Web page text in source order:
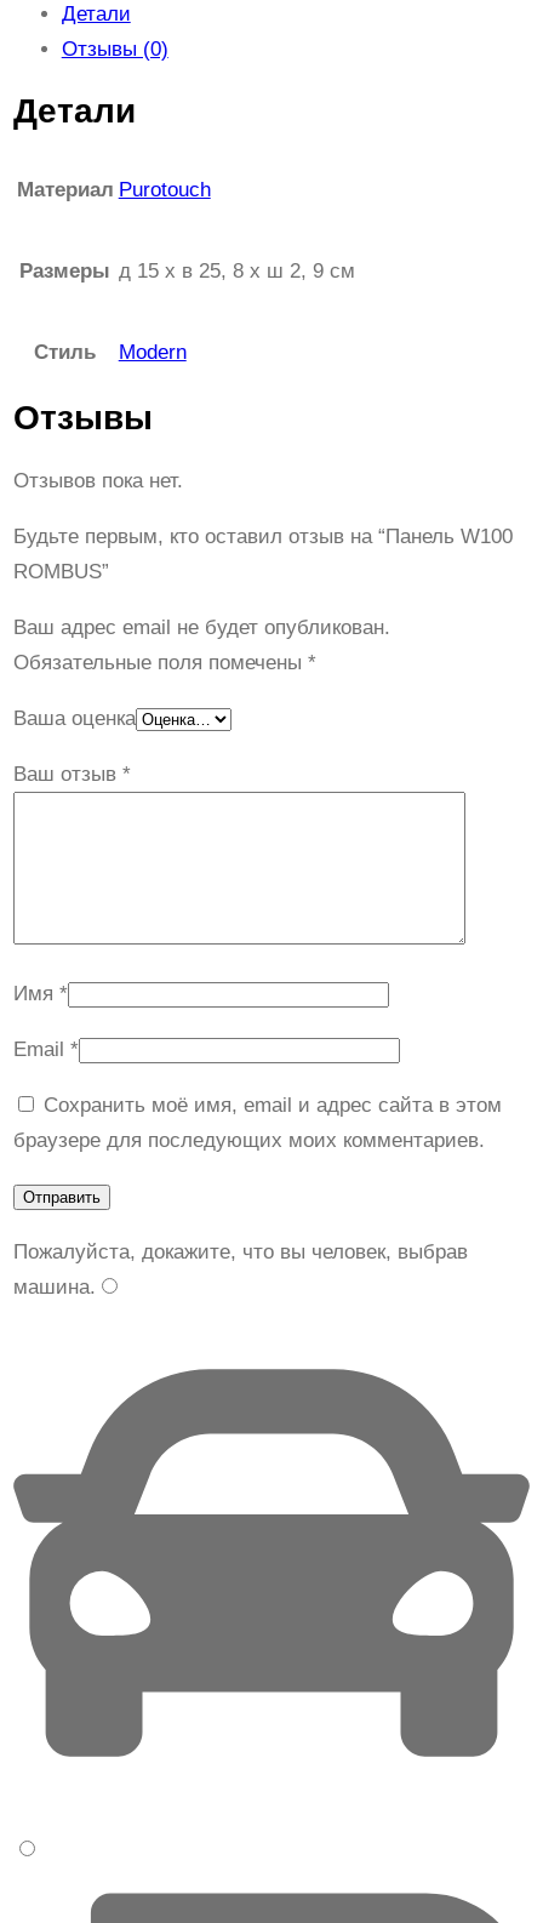
Детали
Отзывы (0)
Детали
Материал Purotouch
Размеры д 15 x в 25, 8 x ш 2, 9 см
Стиль Modern
Отзывы
Отзывов пока нет.
Будьте первым, кто оставил отзыв на “Панель W100
ROMBUS”
Ваш адрес email не будет опубликован.
Обязательные поля помечены *
Ваша оценка
Ваш отзыв *
Имя *
Email *
Сохранить моё имя, email и адрес сайта в этом
браузере для последующих моих комментариев.
Пожалуйста, докажите, что вы человек, выбрав
машина.